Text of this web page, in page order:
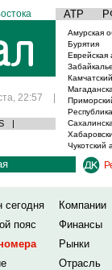
АТР
22:57 |
|
Амурская
Бурятия
Еврейская
Чукотский
сегодня
Компании
пояс
Финансы
Рынки
Отрасль